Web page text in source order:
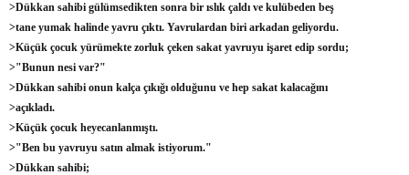
>Dükkan sahibi gülümsedikten sonra bir ıslık çaldı ve kulübeden beş
>tane yumak halinde yavru çıktı. Yavrulardan biri arkadan geliyordu.
>Küçük çocuk yürümekte zorluk çeken sakat yavruyu işaret edip sordu;
>"Bunun nesi var?"
>Dükkan sahibi onun kalça çıkığı olduğunu ve hep sakat kalacağını
>açıkladı.
>Küçük çocuk heyecanlanmıştı.
>"Ben bu yavruyu satın almak istiyorum."
>Dükkan sahibi;